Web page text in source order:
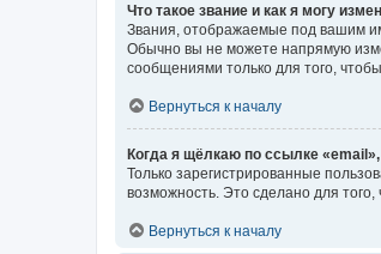
Что такое звание и как я могу
Звания, отображаемые под вашим
Обычно вы не можете напрямую
сообщениями только для того,
Вернуться к началу
Когда я щёлкаю по ссылке
Только зарегистрированные
возможность. Это сделано для
Вернуться к началу